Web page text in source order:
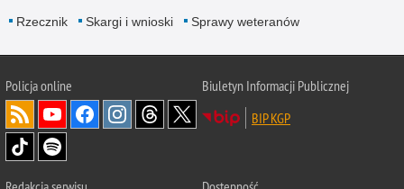
Rzecznik Skargi i wnioski Sprawy weteranów
Policjaonline
Biuletyn Informacji Publicznej
BIP KGP